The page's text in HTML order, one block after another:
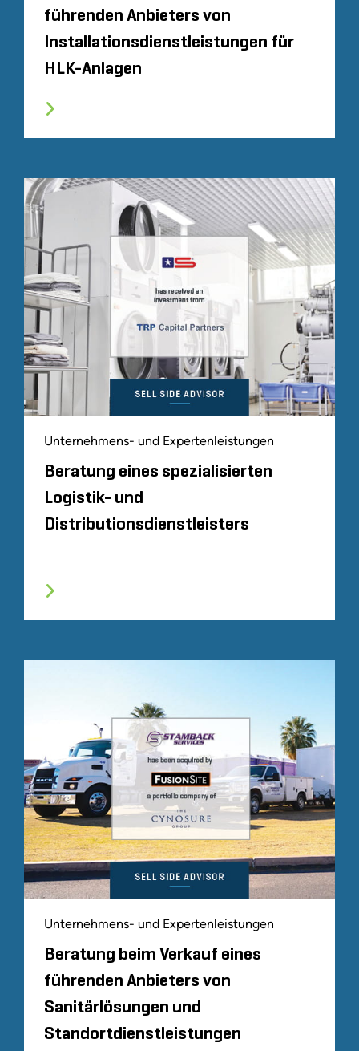
führenden Anbieters von
Installationsdienstleistungen für
HLK-Anlagen
Unternehmens- und Expertenleistungen
Beratung eines spezialisierten
Logistik- und
Distributionsdienstleisters
Unternehmens- und Expertenleistungen
Beratung beim Verkauf eines
führenden Anbieters von
Sanitärlösungen und
Standortdienstleistungen